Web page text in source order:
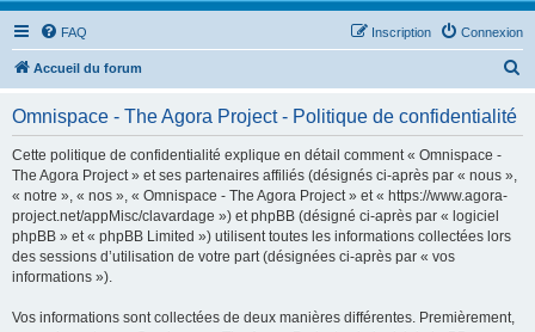
FAQ Connexion
Inscription
Accueil du forum
Omnispace - The Agora Project - Politique de confidentialité
Cette politique de confidentialité explique en détail comment « Omnispace -
The Agora Project » et ses partenaires affiliés (désignés ci-après par « nous »,
« notre », « nos », « Omnispace - The Agora Project » et « https://www.agora-
project.net/appMisc/clavardage ») et phpBB (désigné ci-après par « logiciel
phpBB » et « phpBB Limited ») utilisent toutes les informations collectées lors
des sessions d’utilisation de votre part (désignées ci-après par « vos
informations »).
Vos informations sont collectées de deux manières différentes. Premièrement,